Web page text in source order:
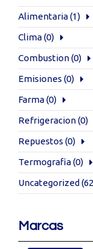
Alimentaria(1)
Clima(0)
Combustion(0)
Emisiones (0)
Farma(0)
Refrigeracion(0)
Repuestos (0)
Termografia(0)
Uncategorized
Marcas